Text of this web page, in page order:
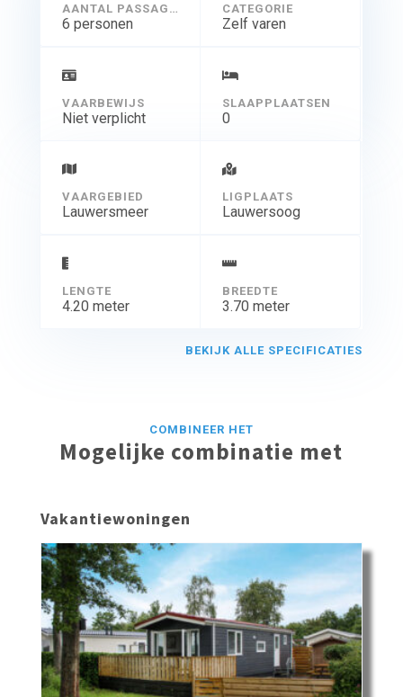
AANTAL PASSAGIERS
6 personen
CATEGORIE
Zelf varen
VAARBEWIJS
Niet verplicht
SLAAPPLAATSEN
0
VAARGEBIED
Lauwersmeer
LIGPLAATS
Lauwersoog
LENGTE
4.20 meter
BREEDTE
3.70 meter
BEKIJK ALLE SPECIFICATIES
COMBINEER HET
Mogelijke combinatie met
Vakantiewoningen